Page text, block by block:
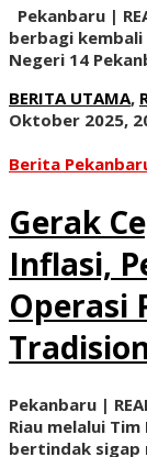
Pekanbaru |
berbagi
Negeri 14
BERITA UTAMA,
Oktober 2025,
Berita
Gerak
Inflasi,
Operasi
Pekanbaru |
Riau melalui
bertindak sigap